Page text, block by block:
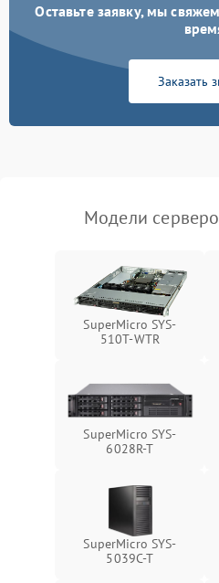
Общие поломки
Система охлаждения
Оставьте заявку, мы
Заказать
Модели
SuperMicro SYS-
510T-WTR
SuperMicro SYS-
6028R-T
SuperMicro SYS-
5039C-T